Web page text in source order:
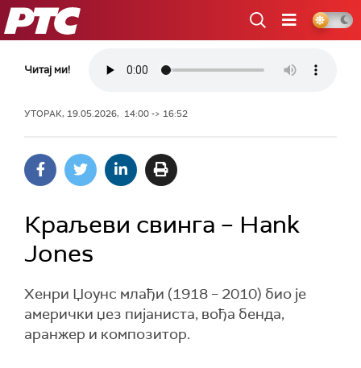
РТС
Читај ми!
УТОРАК, 19.05.2026, 14:00 -> 16:52
Краљеви свинга – Hank
Jones
Хенри Џоунс млађи (1918 – 2010) био је
амерички џез пијаниста, вођа бенда,
аранжер и композитор.